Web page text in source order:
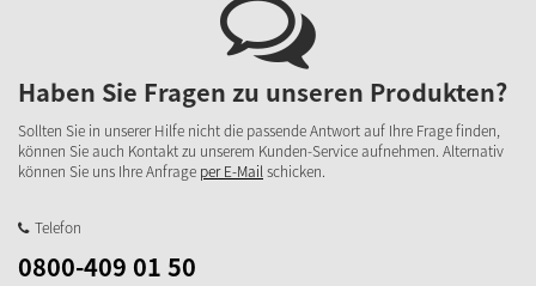
Haben Sie Fragen zu unseren Produkten?
Sollten Sie in unserer Hilfe nicht die passende Antwort auf Ihre Frage finden,
können Sie auch Kontakt zu unserem Kunden-Service aufnehmen. Alternativ
können Sie uns Ihre Anfrage per E-Mailschicken.
Telefon
0800-409 01 50